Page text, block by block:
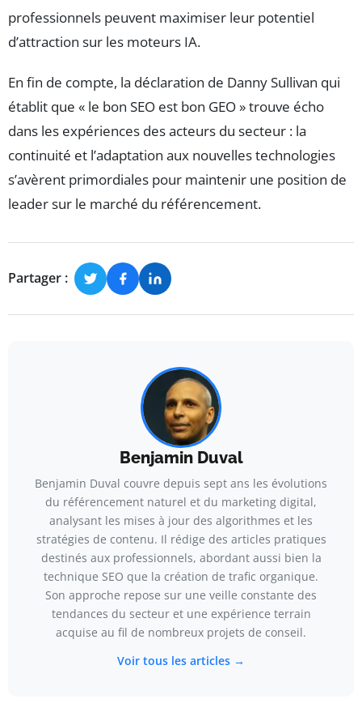
professionnels peuvent maximiser leur potentiel
d’attraction sur les moteurs IA.
En fin de compte, la déclaration de Danny Sullivan qui
établit que « le bon SEO est bon GEO » trouve écho
dans les expériences des acteurs du secteur : la
continuité et l’adaptation aux nouvelles technologies
s’avèrent primordiales pour maintenir une position de
leader sur le marché du référencement.
Partager :
Benjamin Duval
Benjamin Duval couvre depuis sept ans les évolutions
du référencement naturel et du marketing digital,
analysant les mises à jour des algorithmes et les
stratégies de contenu. Il rédige des articles pratiques
destinés aux professionnels, abordant aussi bien la
technique SEO que la création de trafic organique.
Son approche repose sur une veille constante des
tendances du secteur et une expérience terrain
acquise au fil de nombreux projets de conseil.
Voir tous les articles →